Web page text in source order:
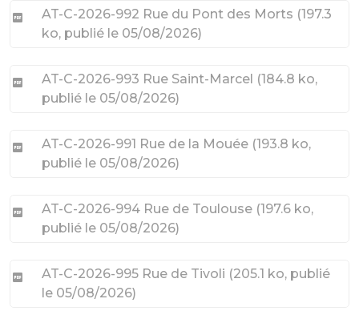
AT-C-2026-992 Rue du Pont des Morts (197.3
ko, publié le 05/08/2026)
AT-C-2026-993 Rue Saint-Marcel (184.8 ko,
publié le 05/08/2026)
AT-C-2026-991 Rue de la Mouée (193.8 ko,
publié le 05/08/2026)
AT-C-2026-994 Rue de Toulouse (197.6 ko,
publié le 05/08/2026)
AT-C-2026-995 Rue de Tivoli (205.1 ko, publié
le 05/08/2026)